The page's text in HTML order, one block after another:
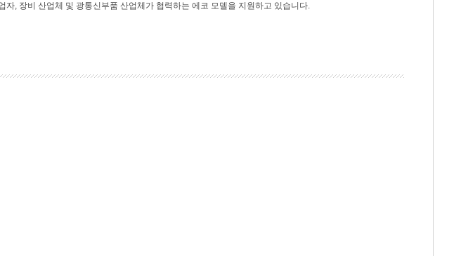
자, 장비 산업체 및 광통신부품 산업체가 협력하는 에코 모델을 지원하고 있습니다.